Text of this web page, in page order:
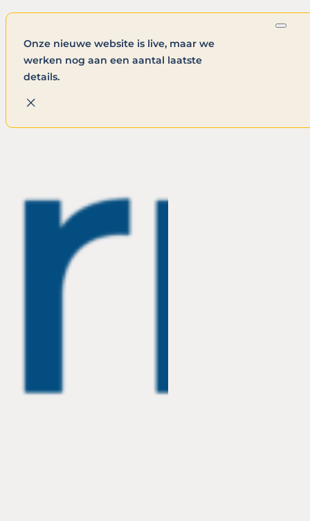
Onze nieuwe website is live, maar we
werken nog aan een aantal laatste
details.